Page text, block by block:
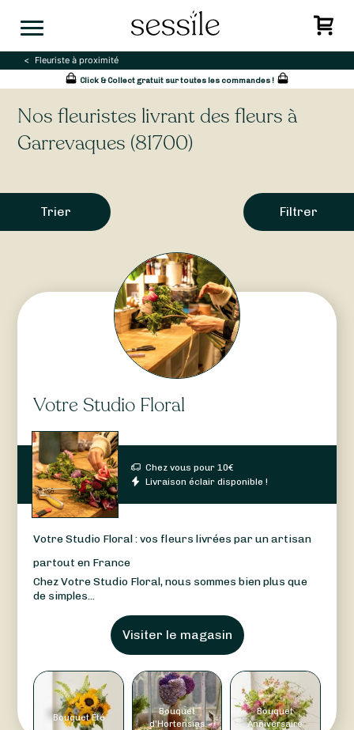
Fleuriste à proximité
Click & Collect gratuit sur toutes les commandes !
Nos fleuristes livrant des fleurs à
Garrevaques (81700)
Trier Filtrer
Votre Studio Floral
Chez vous pour10€
Livraison éclair disponible !
Votre Studio Floral : vos fleurs livrées par un artisan
partout en France
Chez Votre Studio Floral, nous sommes bien plus que
de simples...
Visiter le magasin
Bouquet Été
Bouquet
d'Hortensias
Bouquet
Anniversaire